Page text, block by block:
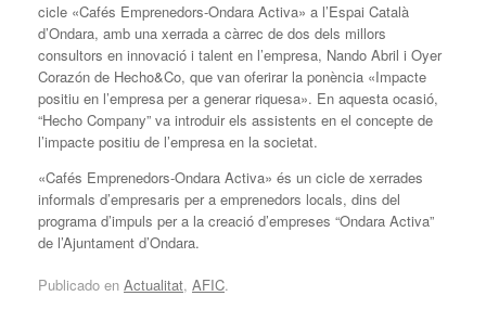
cicle «Cafés Emprenedors-Ondara Activa» a l’Espai Català
d’Ondara, amb una xerrada a càrrec de dos dels millors
consultors en innovació i talent en l’empresa, Nando Abril i Oyer
Corazón de Hecho&Co, que van oferirar la ponència «Impacte
positiu en l’empresa per a generar riquesa». En aquesta ocasió,
“Hecho Company” va introduir els assistents en el concepte de
l’impacte positiu de l’empresa en la societat.
«Cafés Emprenedors-Ondara Activa» és un cicle de xerrades
informals d’empresaris per a emprenedors locals, dins del
programa d’impuls per a la creació d’empreses “Ondara Activa”
de l’Ajuntament d’Ondara.
Publicado en Actualitat, AFIC.